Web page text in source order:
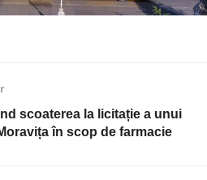
scoaterea la licitație a unui
în scop de farmacie